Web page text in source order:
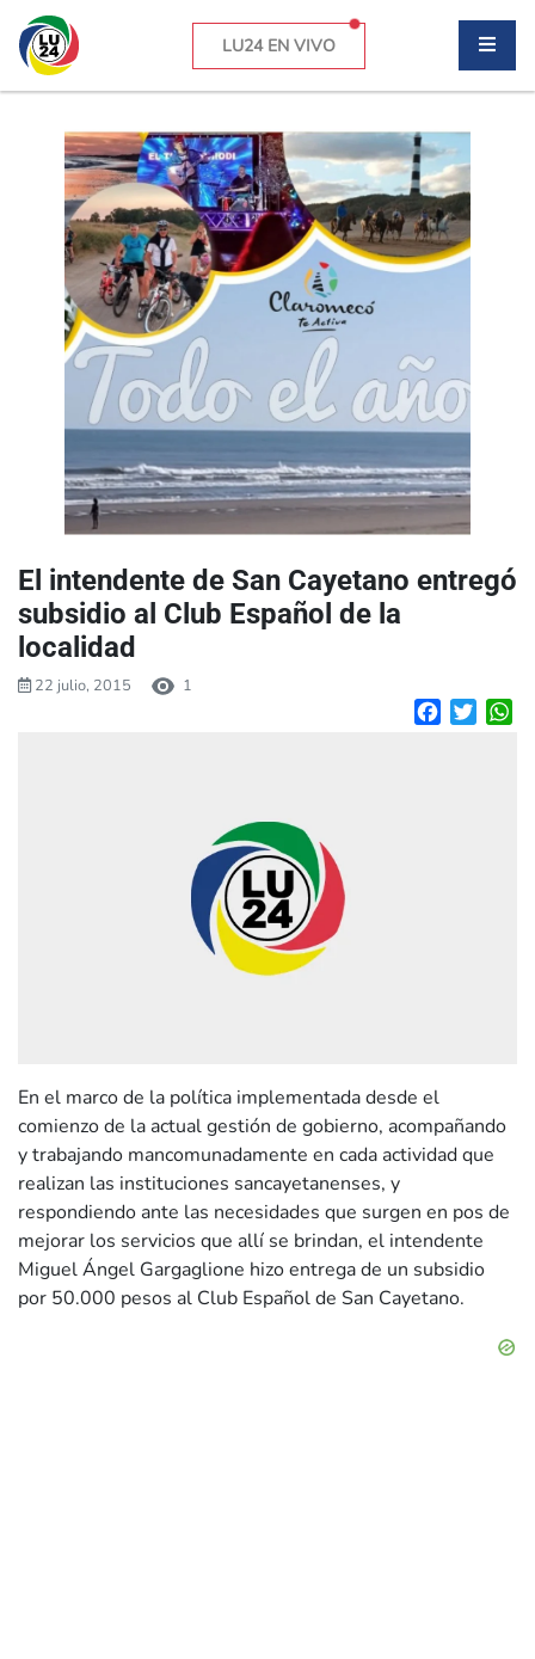
LU24 EN VIVO
El intendente de San Cayetano entregó
subsidio al Club Español de la
localidad
22 julio, 2015 1
Facebook
En el marco de la política implementada desde el
comienzo de la actual gestión de gobierno, acompañando
y trabajando mancomunadamente en cada actividad que
realizan las instituciones sancayetanenses, y
respondiendo ante las necesidades que surgen en pos de
mejorar los servicios que allí se brindan, el intendente
Miguel Ángel Gargaglione hizo entrega de un subsidio
por 50.000 pesos al Club Español de San Cayetano.